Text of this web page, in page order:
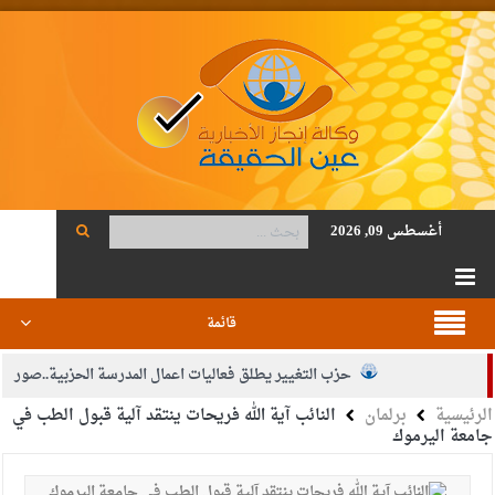
أغسطس 09, 2026
قائمة
حزب التغيير يطلق فعاليات اعمال المدرسة الحزبية..صور
الجيش يفتح باب التجنيد لحملة البكالوريوس في الحقوق والقانون
الرئيسية برلمان النائب آية الله فريحات ينتقد آلية قبول الطب في
جامعة اليرموك